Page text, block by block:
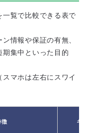
覧で比較できる表で
情報や保証の有無、
期集中といった目的
マホは左右にスワイ
徴 キ